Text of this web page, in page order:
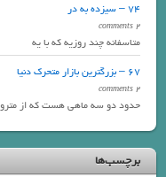
74 – سیزده به در
2 comments
متاسفانه چند روزیه که با یه
67 – بزرگترین بازار متحرک دنیا
2 comments
حدود دو سه ماهی هست که از مترو
برچسب‌ها